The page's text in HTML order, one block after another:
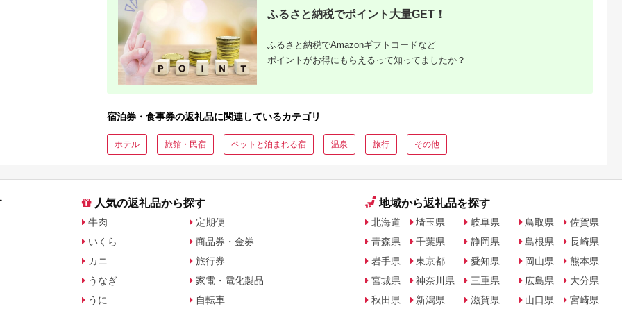
ふるさと納税でポイント大量GET！
ふるさと納税でAmazonギフトコードなど
ポイントがお得にもらえるって知ってましたか？
宿泊券・食事券の返礼品に関連しているカテゴリ
ホテル 旅館・民宿 ペットと泊まれる宿 温泉 旅行 その他
人気の返礼品から探す
牛肉
いくら
カニ
うなぎ
うに
定期便
商品券・金券
旅行券
家電・電化製品
自転車
地域から返礼品を探す
北海道
青森県
岩手県
宮城県
秋田県
埼玉県
千葉県
東京都
神奈川県
新潟県
岐阜県
静岡県
愛知県
三重県
滋賀県
鳥取県
島根県
岡山県
広島県
山口県
佐賀県
長崎県
熊本県
大分県
宮崎県